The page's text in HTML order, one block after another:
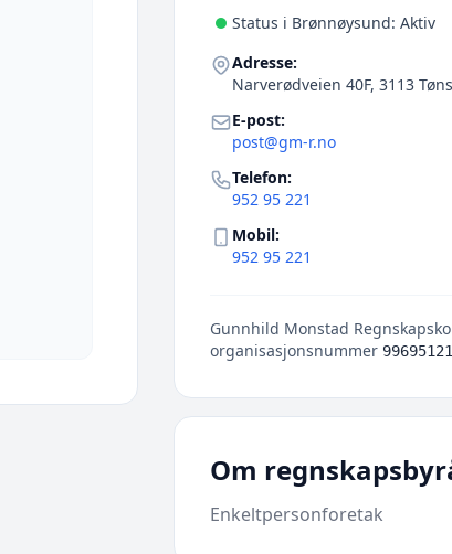
Status i Brønnøysund: Aktiv
Adresse:
Narverødveien 40F, 3113
E-post:
post@gm-r.no
Telefon:
952 95 221
Mobil:
952 95 221
Gunnhild Monstad
organisasjonsnummer
Om
Enkeltpersonforetak